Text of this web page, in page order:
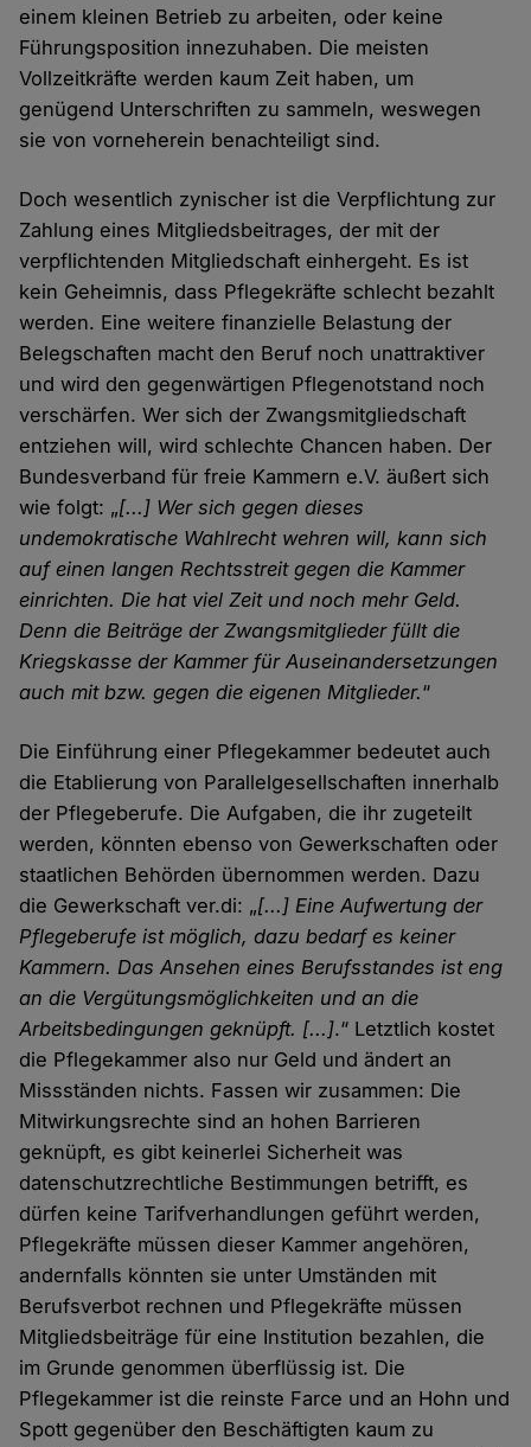
einem kleinen Betrieb zu arbeiten, oder keine
Führungsposition innezuhaben. Die meisten
Vollzeitkräfte werden kaum Zeit haben, um
genügend Unterschriften zu sammeln, weswegen
sie von vorneherein benachteiligt sind.
Doch wesentlich zynischer ist die Verpflichtung zur
Zahlung eines Mitgliedsbeitrages, der mit der
verpflichtenden Mitgliedschaft einhergeht. Es ist
kein Geheimnis, dass Pflegekräfte schlecht bezahlt
werden. Eine weitere finanzielle Belastung der
Belegschaften macht den Beruf noch unattraktiver
und wird den gegenwärtigen Pflegenotstand noch
verschärfen. Wer sich der Zwangsmitgliedschaft
entziehen will, wird schlechte Chancen haben. Der
Bundesverband für freie Kammern e.V. äußert sich
wie folgt: „[...] Wer sich gegen dieses
undemokratische Wahlrecht wehren will, kann sich
auf einen langen Rechtsstreit gegen die Kammer
einrichten. Die hat viel Zeit und noch mehr Geld.
Denn die Beiträge der Zwangsmitglieder füllt die
Kriegskasse der Kammer für Auseinandersetzungen
auch mit bzw. gegen die eigenen Mitglieder.“
Die Einführung einer Pflegekammer bedeutet auch
die Etablierung von Parallelgesellschaften innerhalb
der Pflegeberufe. Die Aufgaben, die ihr zugeteilt
werden, könnten ebenso von Gewerkschaften oder
staatlichen Behörden übernommen werden. Dazu
die Gewerkschaft ver.di: „[...] Eine Aufwertung der
Pflegeberufe ist möglich, dazu bedarf es keiner
Kammern. Das Ansehen eines Berufsstandes ist eng
an die Vergütungsmöglichkeiten und an die
Arbeitsbedingungen geknüpft. [...].“ Letztlich kostet
die Pflegekammer also nur Geld und ändert an
Missständen nichts. Fassen wir zusammen: Die
Mitwirkungsrechte sind an hohen Barrieren
geknüpft, es gibt keinerlei Sicherheit was
datenschutzrechtliche Bestimmungen betrifft, es
dürfen keine Tarifverhandlungen geführt werden,
Pflegekräfte müssen dieser Kammer angehören,
andernfalls könnten sie unter Umständen mit
Berufsverbot rechnen und Pflegekräfte müssen
Mitgliedsbeiträge für eine Institution bezahlen, die
im Grunde genommen überflüssig ist. Die
Pflegekammer ist die reinste Farce und an Hohn und
Spott gegenüber den Beschäftigten kaum zu